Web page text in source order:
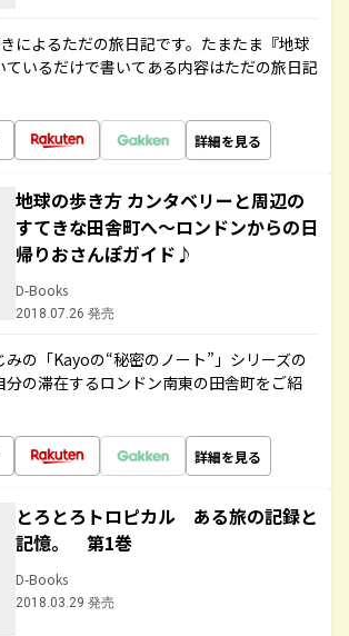
によるただの旅日記です。たまたま『地球
ているだけで書いてある内容はただの旅日記
詳細を見る
地球の歩き方 カンタベリーと周辺の
すてきな田舎町へ～ロンドンからの日
帰りおさんぽガイド♪
D-Books
2018.07.26 発売
の「Kayoの“秘密のノート”」シリーズの
分の滞在するロンドン南東の田舎町をご紹
詳細を見る
とろとろトロピカル ある旅の記録と
記憶。 第1巻
D-Books
2018.03.29 発売